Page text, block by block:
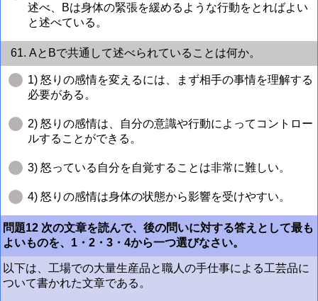
述べ、Bは身体の緊張を緩めるような行動をとればよい
と述べている。
61. AとBで共通して述べられていることは何か。
1) 怒りの感情を変えるには、まず相手の事情を理解する
必要がある。
2) 怒りの感情は、自分の意識や行動によってコントロー
ルすることができる。
3) 怒っている自分を自覚することは非常に難しい。
4) 怒りの感情は身体の状態から影響を受けやすい。
問題12 次の文章を読んで、後の問いに対する答えとして最も
よいものを、1・2・3・4から一つ選びなさい。
以下は、工場での大量生産品と職人の手仕事による工芸品に
ついて書かれた文章である。